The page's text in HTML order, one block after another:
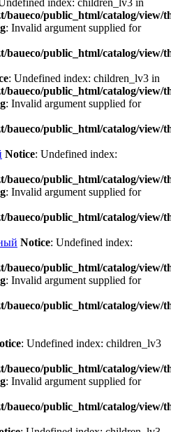
index: children_lv3 in
baueco/public_html/catalog/view/
: Invalid argument supplied for
baueco/public_html/catalog/view/
: Undefined index: children_lv3 in
baueco/public_html/catalog/view/
: Invalid argument supplied for
baueco/public_html/catalog/view/
Notice: Undefined index:
baueco/public_html/catalog/view/
: Invalid argument supplied for
baueco/public_html/catalog/view/
Notice: Undefined index:
baueco/public_html/catalog/view/
: Invalid argument supplied for
baueco/public_html/catalog/view/
: Undefined index: children_lv3
baueco/public_html/catalog/view/
: Invalid argument supplied for
baueco/public_html/catalog/view/